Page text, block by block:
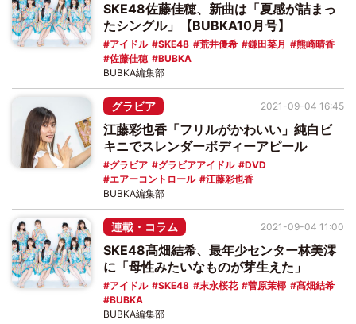
SKE48佐藤佳穂、新曲は「夏感が詰まっ
たシングル」【BUBKA10月号】
アイドル SKE48 荒井優希 鎌田菜月
熊崎晴香
佐藤佳穂
BUBKA
BUBKA編集部
グラビア
江藤彩也香「フリルがかわいい」純白ビ
キニでスレンダーボディーアピール
グラビア グラビアアイドル
DVD
エアーコントロール
江藤彩也香
2021-09-04 16:45
BUBKA編集部
連載・コラム
SKE48髙畑結希、最年少センター林美澪
に「母性みたいなものが芽生えた」
アイドル SKE48 末永桜花 菅原茉椰
髙畑結希
BUBKA
2021-09-04 11:00
BUBKA編集部